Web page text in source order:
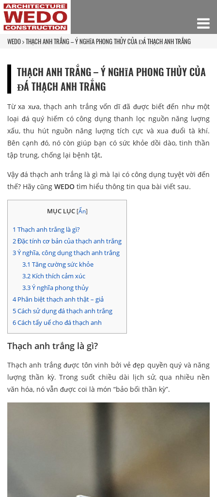
WEDO THẠCH ANH TRẮNG – Ý NGHĨA PHONG THỦY CỦA ĐÁ THẠCH ANH TRẮNG
THẠCH ANH TRẮNG – Ý NGHĨA PHONG THỦY CỦA
ĐÁ THẠCH ANH TRẮNG
Từ xa xưa, thạch anh trắng vốn dĩ đã được biết đến như một
loại đá quý hiếm có công dụng thanh lọc nguồn năng lượng
xấu, thu hút nguồn năng lượng tích cực và xua đuổi tà khí.
Bên cạnh đó, nó còn giúp bạn có sức khỏe dồi dào, tinh thần
tập trung, chống lại bệnh tật.
Vậy đá thạch anh trắng là gì mà lại có công dụng tuyệt vời đến
thế? Hãy cũng WEDO tìm hiểu thông tin qua bài viết sau.
MỤC LỤC [Ẩn]
1 Thạch anh trắng là gì?
2Đặc tính cơ bản của thạch anh trắng
3Ý nghĩa, công dụng thạch anh trắng
3.1 Tăng cường sức khỏe
3.2Kích thích cảm xúc
3.3Ý nghĩa phong thủy
4Phân biệt thạch anh thật – giả
5Cách sử dụng đá thạch anh trắng
6Cách tẩy uế cho đá thạch anh
Thạch anh trắng là gì?
Thạch anh trắng được tôn vinh bởi vẻ đẹp quyền quý và năng
lượng thần kỳ. Trong suốt chiều dài lịch sử, qua nhiều nền
văn hóa, nó vẫn được coi là món “bảo bối thần kỳ”.